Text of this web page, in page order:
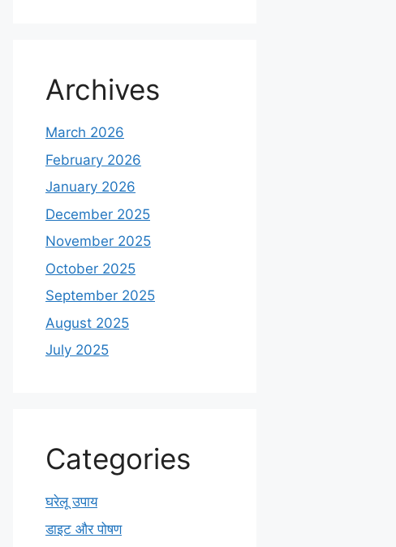
Archives
March 2026
February 2026
January 2026
December 2025
November 2025
October 2025
September 2025
August 2025
July 2025
Categories
घरेलू उपाय
डाइट और पोषण